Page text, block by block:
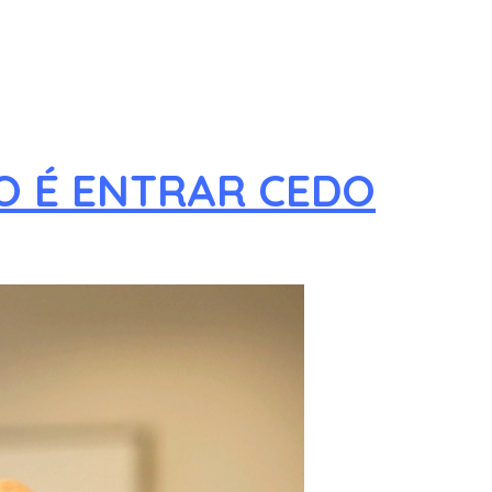
É ENTRAR CEDO